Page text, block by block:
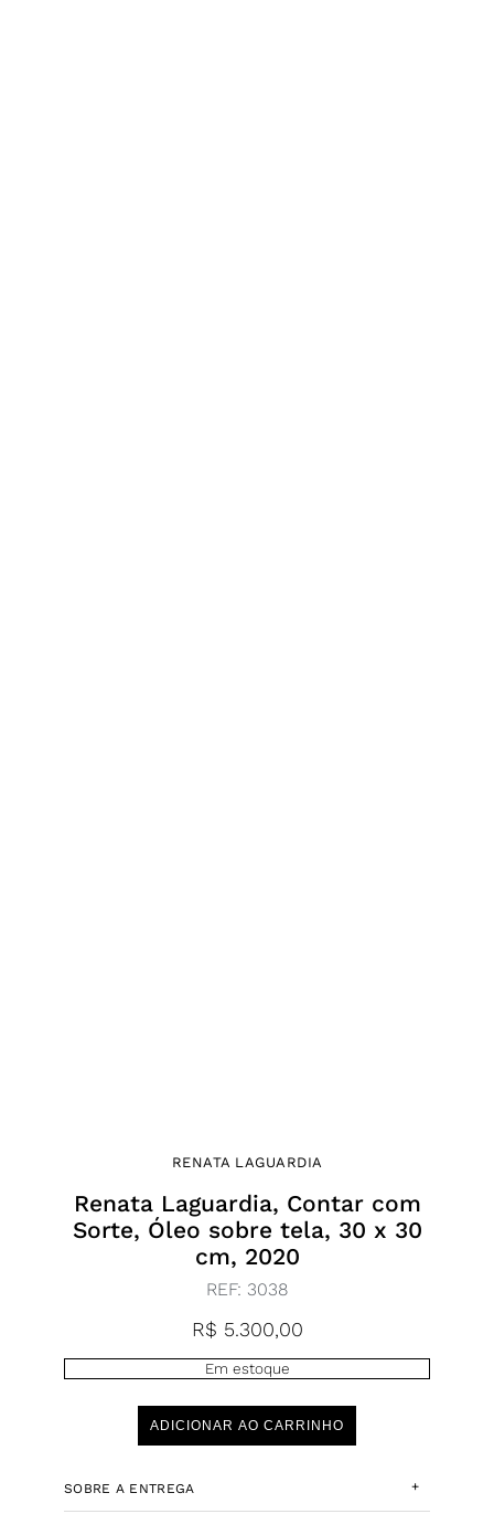
RENATA LAGUARDIA
Renata Laguardia, Contar com
Sorte, Óleo sobre tela, 30 x 30
cm, 2020
REF: 3038
R$ 5.300,00
Em estoque
ADICIONAR AO CARRINHO
SOBRE A ENTREGA +